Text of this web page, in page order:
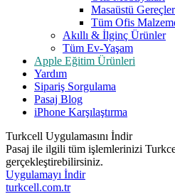
Masaüstü
Tüm Ofis
Akıllı & İlginç Ürünler
Tüm Ev-Yaşam
Apple Eğitim Ürünleri
Yardım
Sipariş Sorgulama
Pasaj Blog
iPhone Karşılaştırma
Turkcell Uygulamasını İndir
Pasaj ile ilgili tüm işlemlerinizi
gerçekleştirebilirsiniz.
Uygulamayı İndir
turkcell.com.tr